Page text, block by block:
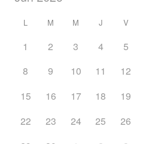
L M M J V
1 2 3 4 5
8
9 10 11 12
15
16 17 18 19
22
23 24 25 26